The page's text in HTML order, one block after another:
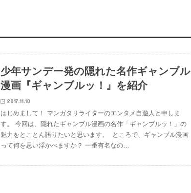
少年サンデー発の隠れた名作ギャンブル
漫画『ギャンブルッ！』を紹介
2017.11.10
はじめまして！ マンガタリライターのエンタメ自遊人と申しま
す。 今回は、隠れたギャンブル漫画の名作「ギャンブルッ！」の
魅力をとことん語りたいと思います。 ところで、ギャンブル漫画
って何を思い浮かべますか？ 一番有名なの…